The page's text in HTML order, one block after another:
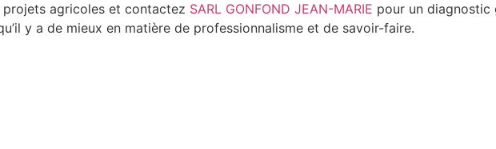
projets agricoles et contactez SARL GONFOND JEAN-MARIE pour un diagnostic
y a de mieux en matière de professionnalisme et de savoir-faire.